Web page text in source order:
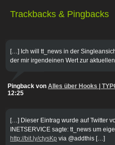
Trackbacks & Pingbacks
[…] Ich will tt_news in der
der mir irgendeinen Wert zur
Pingback von Alles über Hooks |
12:25
[…] Dieser Eintrag wurde auf Twitter
INETSERVICE sagte: tt_news um
http://bit.ly/ctysKp via @addthis […]